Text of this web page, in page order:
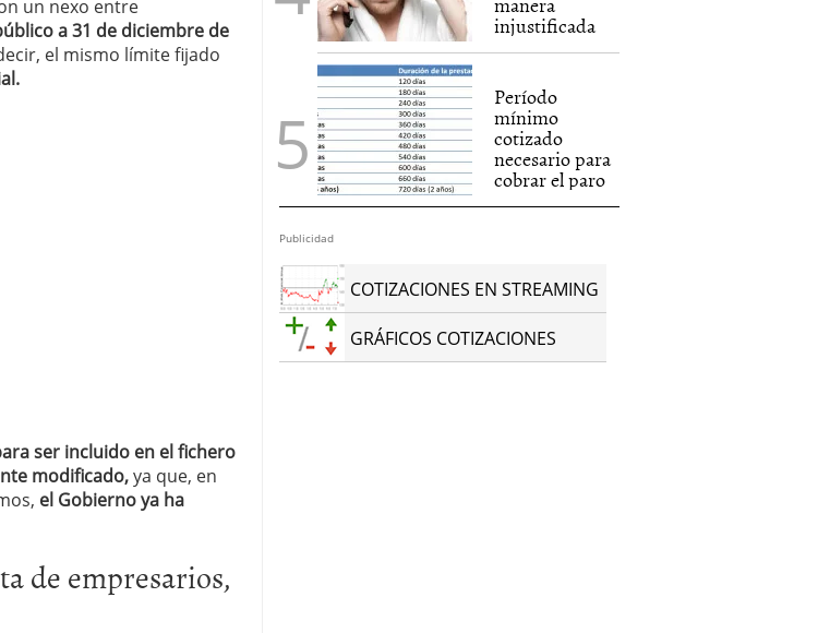
un nexo entre
a 31 de diciembre de
el mismo límite fijado
ser incluido en el fichero
modificado,ya que, en
el Gobierno ya ha
de empresarios,
injustificada
Período
mínimo
cotizado
necesario para
cobrar el paro
Publicidad
COTIZACIONES EN STREAMING
GRÁFICOS COTIZACIONES